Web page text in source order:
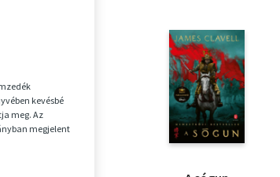
kevésbé
meg. Az
megjelent